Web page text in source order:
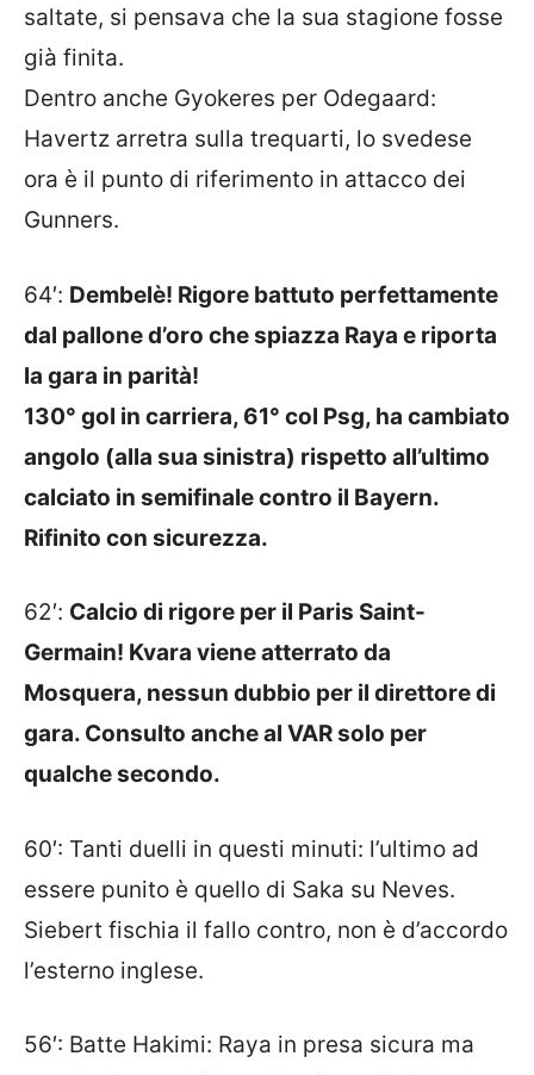
saltate, si pensava che la sua stagione fosse
già finita.
Dentro anche Gyokeres per Odegaard:
Havertz arretra sulla trequarti, lo svedese
ora è il punto di riferimento in attacco dei
Gunners.
64′: Dembelè! Rigore battuto perfettamente
dal pallone d’oro che spiazza Raya e riporta
la gara in parità!
130° gol in carriera, 61° col Psg, ha cambiato
angolo (alla sua sinistra) rispetto all’ultimo
calciato in semifinale contro il Bayern.
Rifinito con sicurezza.
62′: Calcio di rigore per il Paris Saint-
Germain! Kvara viene atterrato da
Mosquera, nessun dubbio per il direttore di
gara. Consulto anche al VAR solo per
qualche secondo.
60′: Tanti duelli in questi minuti: l’ultimo ad
essere punito è quello di Saka su Neves.
Siebert fischia il fallo contro, non è d’accordo
l’esterno inglese.
56′: Batte Hakimi: Raya in presa sicura ma